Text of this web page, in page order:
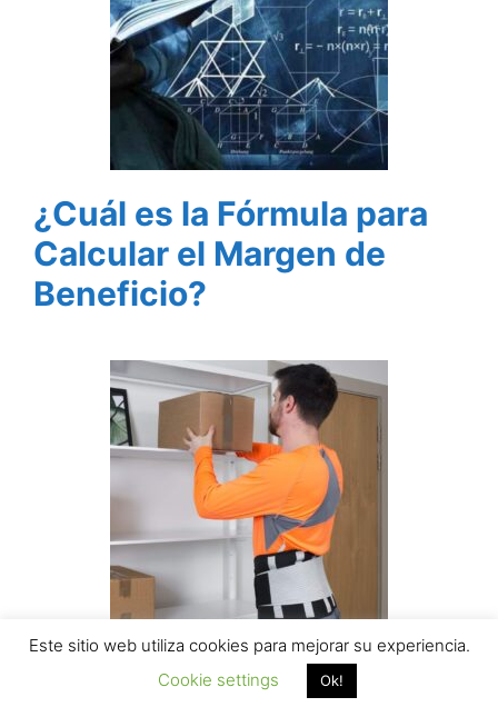
¿Cuál es la Fórmula para
Calcular el Margen de
Beneficio?
Los Mejores Correctores
Este sitio web utiliza cookies para mejorar su experiencia.
Cookie settings
Ok!